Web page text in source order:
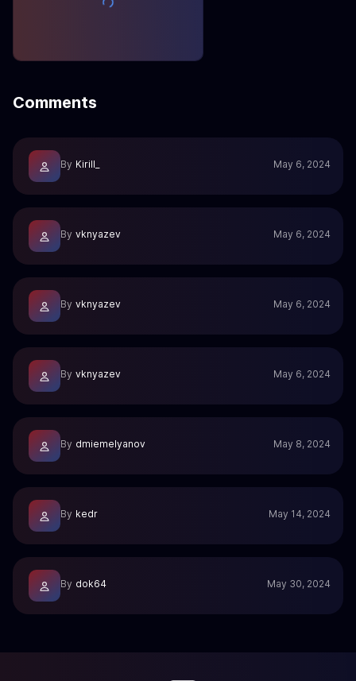
Comments
By Kirill_ May 6, 2024
By vknyazev May 6, 2024
By vknyazev May 6, 2024
By vknyazev May 6, 2024
By dmiemelyanov May 8, 2024
By kedr May 14, 2024
By dok64 May 30, 2024